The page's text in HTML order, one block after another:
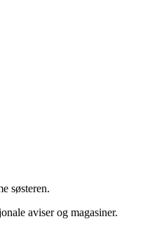
søsteren.
aviser og magasiner.